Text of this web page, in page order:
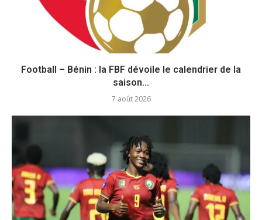
Football – Bénin : la FBF dévoile le calendrier de la
saison...
7 août 2026